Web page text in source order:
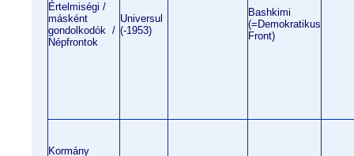
Értelmiségi /
másként
gondolkodók /
Népfrontok
Universul
(-1953)
Bashkimi
(=Demokratikus
Front)
Kormány